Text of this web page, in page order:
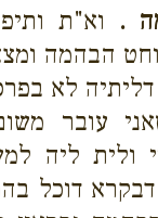
. וא"ת
הבהמה
לא
עובר
ולית ליה
דוכל